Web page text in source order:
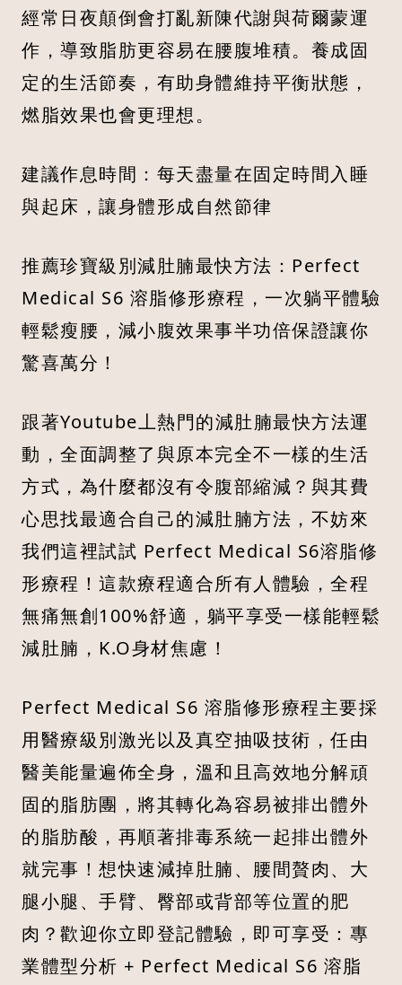
經常日夜顛倒會打亂新陳代謝與荷爾蒙運
作，導致脂肪更容易在腰腹堆積。養成固
定的生活節奏，有助身體維持平衡狀態，
燃脂效果也會更理想。
建議作息時間：每天盡量在固定時間入睡
與起床，讓身體形成自然節律
推薦珍寶級別減肚腩最快方法：Perfect
Medical S6 溶脂修形療程，一次躺平體驗
輕鬆瘦腰，減小腹效果事半功倍保證讓你
驚喜萬分！
跟著Youtube丄熱門的減肚腩最快方法運
動，全面調整了與原本完全不一樣的生活
方式，為什麼都沒有令腹部縮減？與其費
心思找最適合自己的減肚腩方法，不妨來
我們這裡試試 Perfect Medical S6溶脂修
形療程！這款療程適合所有人體驗，全程
無痛無創100%舒適，躺平享受一樣能輕鬆
減肚腩，K.O身材焦慮！
Perfect Medical S6 溶脂修形療程主要採
用醫療級別激光以及真空抽吸技術，任由
醫美能量遍佈全身，溫和且高效地分解頑
固的脂肪團，將其轉化為容易被排出體外
的脂肪酸，再順著排毒系統一起排出體外
就完事！想快速減掉肚腩、腰間贅肉、大
腿小腿、手臂、臀部或背部等位置的肥
肉？歡迎你立即登記體驗，即可享受：專
業體型分析 + Perfect Medical S6 溶脂